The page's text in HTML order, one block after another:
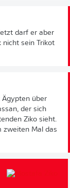
darf er aber
nicht sein Trikot
Ägypten über
der sich
Ziko sieht.
zweiten Mal das